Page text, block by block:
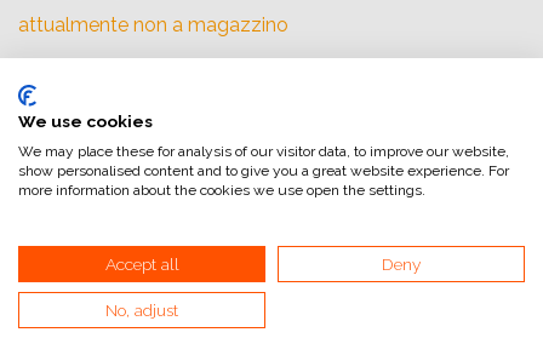
attualmente non a magazzino
Tipologia:Rivestimento in Resina
Gradiente:Carta a Contrasto Variabile
Quantità (Fogli):50
Superficie:Perlescente
Superficie Tonale:
We use cookies
We may place these for analysis of our visitor data, to improve our website,
show personalised content and to give you a great website experience. For
more information about the cookies we use open the settings.
Accept all Deny
No, adjust